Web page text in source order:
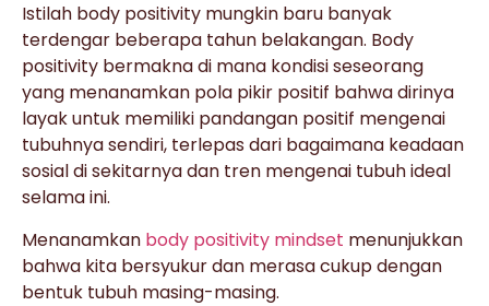
Istilah body positivity mungkin baru banyak
terdengar beberapa tahun belakangan. Body
positivity bermakna di mana kondisi seseorang
yang menanamkan pola pikir positif bahwa dirinya
layak untuk memiliki pandangan positif mengenai
tubuhnya sendiri, terlepas dari bagaimana keadaan
sosial di sekitarnya dan tren mengenai tubuh ideal
selama ini.
Menanamkan body positivity mindset menunjukkan
bahwa kita bersyukur dan merasa cukup dengan
bentuk tubuh masing-masing.